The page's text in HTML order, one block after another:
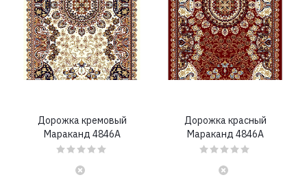
Дорожка кремовый
Мараканд 4846A
Дорожка красный
Мараканд 4846A